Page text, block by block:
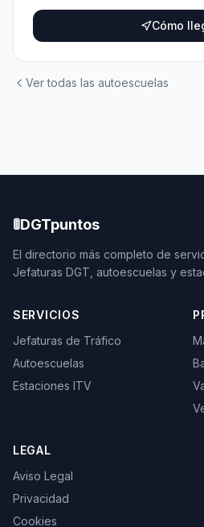
Cómo
Ver todas las autoescuelas
🚦DGTpuntos
El directorio más completo de
Jefaturas DGT, autoescuelas y
SERVICIOS
Jefaturas de Tráfico
Autoescuelas
Estaciones ITV
LEGAL
Aviso Legal
Privacidad
Cookies